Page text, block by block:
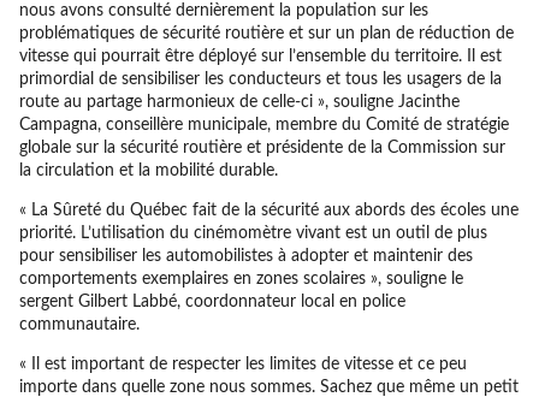
nous avons consulté dernièrement la population sur les
problématiques de sécurité routière et sur un plan de réduction de
vitesse qui pourrait être déployé sur l’ensemble du territoire. Il est
primordial de sensibiliser les conducteurs et tous les usagers de la
route au partage harmonieux de celle-ci », souligne Jacinthe
Campagna, conseillère municipale, membre du Comité de stratégie
globale sur la sécurité routière et présidente de la Commission sur
la circulation et la mobilité durable.
« La Sûreté du Québec fait de la sécurité aux abords des écoles une
priorité. L’utilisation du cinémomètre vivant est un outil de plus
pour sensibiliser les automobilistes à adopter et maintenir des
comportements exemplaires en zones scolaires », souligne le
sergent Gilbert Labbé, coordonnateur local en police
communautaire.
« Il est important de respecter les limites de vitesse et ce peu
importe dans quelle zone nous sommes. Sachez que même un petit